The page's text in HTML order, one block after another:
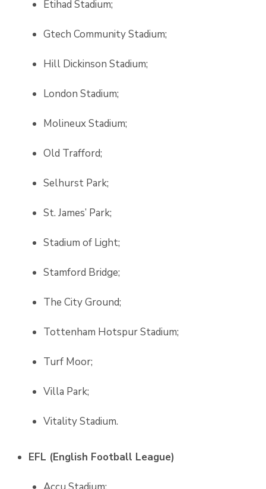
Etihad Stadium;
Gtech Community Stadium;
Hill Dickinson Stadium;
London Stadium;
Molineux Stadium;
Old Trafford;
Selhurst Park;
St. James’ Park;
Stadium of Light;
Stamford Bridge;
The City Ground;
Tottenham Hotspur Stadium;
Turf Moor;
Villa Park;
Vitality Stadium.
EFL (English Football League)